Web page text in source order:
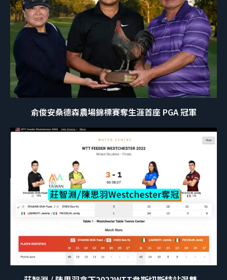
俞俊安桑德森農場錦標賽奪生涯首座 PGA 冠軍